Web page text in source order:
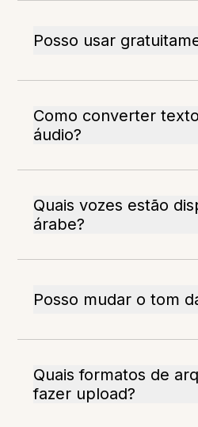
Posso usar
Como converter
áudio?
Quais vozes estão
árabe?
Posso mudar o tom
Quais formatos de
fazer upload?